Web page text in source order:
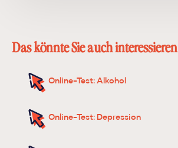
Das könnte Sie auch interessieren
Online-Test: Alkohol
Online-Test: Depression